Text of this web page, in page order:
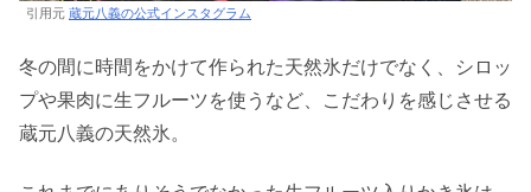
引用元 蔵元八義の公式インスタグラム
冬の間に時間をかけて作られた天然氷だけでなく、シロッ
プや果肉に生フルーツを使うなど、こだわりを感じさせる
蔵元八義の天然氷。